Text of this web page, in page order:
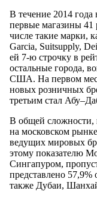
В течение 2014 года
первые магазины 41
числе такие марки,
Garсia, Suitsupply,
ей 7-ю строчку в
остальные города,
США. На первом
новых розничных
третьим стал
В общей сложности,
на московском
ведущих мировых
этому показателю
Сингапуром,
представлено
также Дубаи,